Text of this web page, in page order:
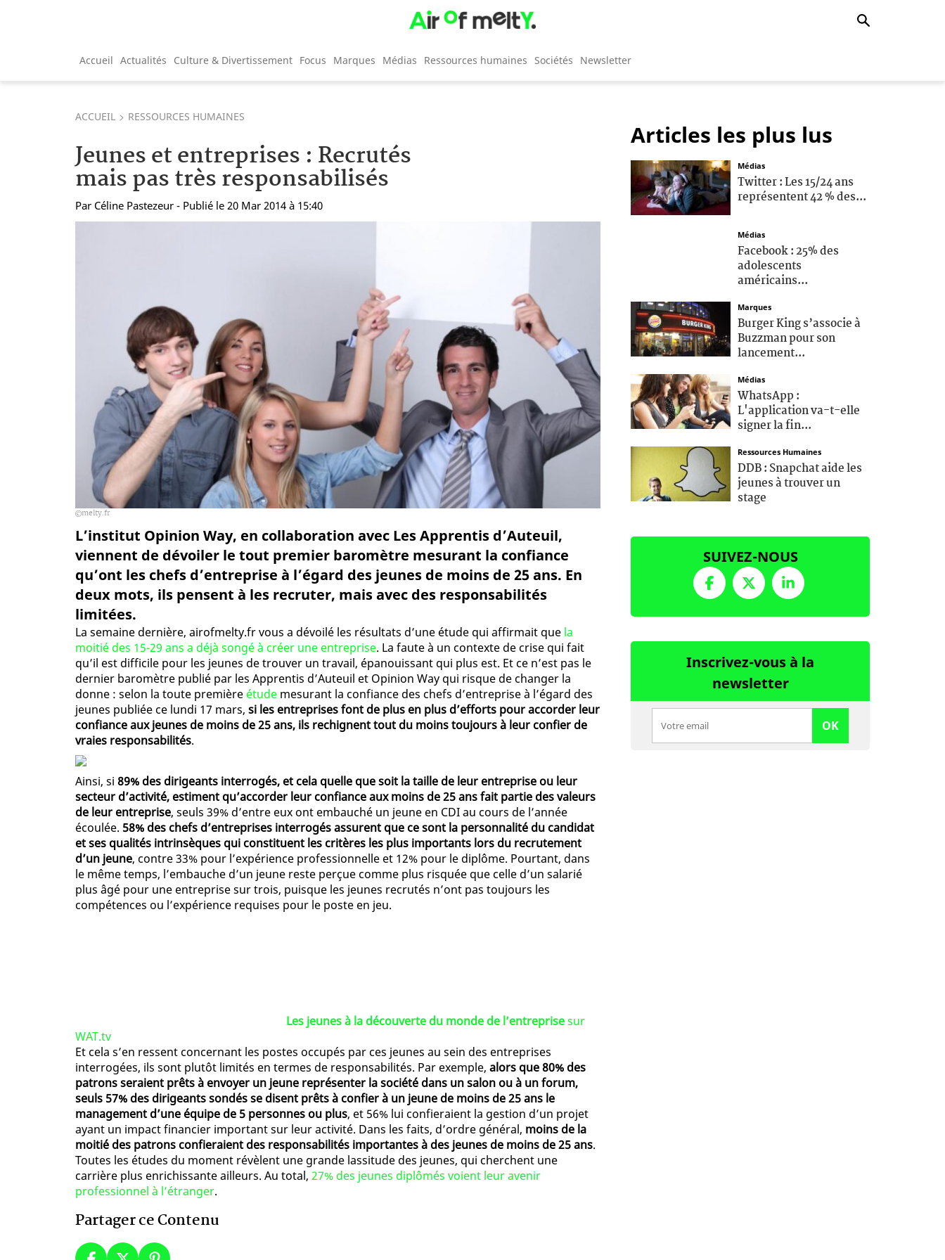
Accueil Actualités Culture & Divertissement Focus Marques Médias Ressources humaines Sociétés Newsletter
ACCUEIL RESSOURCES HUMAINES
Jeunes et entreprises : Recrutés
mais pas très responsabilisés
Par Céline Pastezeur - Publié le 20 Mar 2014 à 15:40
melty.fr
L’institut Opinion Way, en collaboration avec Les Apprentis d’Auteuil,
viennent de dévoiler le tout premier baromètre mesurant la confiance
qu’ont les chefs d’entreprise à l’égard des jeunes de moins de 25 ans. En
deux mots, ils pensent à les recruter, mais avec des responsabilités
limitées.
La semaine dernière, airofmelty.fr vous a dévoilé les résultats d’une étude qui affirmait que la
moitié des 15-29 ans a déjà songé à créer une entreprise. La faute à un contexte de crise qui fait
qu’il est difficile pour les jeunes de trouver un travail, épanouissant qui plus est. Et ce n’est pas le
dernier baromètre publié par les Apprentis d’Auteuil et Opinion Way qui risque de changer la
donne : selon la toute première étude mesurant la confiance des chefs d’entreprise à l’égard des
jeunes publiée ce lundi 17 mars, si les entreprises font de plus en plus d’efforts pour accorder leur
confiance aux jeunes de moins de 25 ans, ils rechignent tout du moins toujours à leur confier de
vraies responsabilités.
Ainsi, si 89% des dirigeants interrogés, et cela quelle que soit la taille de leur entreprise ou leur
secteur d’activité, estiment qu’accorder leur confiance aux moins de 25 ans fait partie des valeurs
de leur entreprise, seuls 39% d’entre eux ont embauché un jeune en CDI au cours de l’année
écoulée. 58% des chefs d’entreprises interrogés assurent que ce sont la personnalité du candidat
et ses qualités intrinsèques qui constituent les critères les plus importants lors du recrutement
d’un jeune, contre 33% pour l’expérience professionnelle et 12% pour le diplôme. Pourtant, dans
le même temps, l’embauche d’un jeune reste perçue comme plus risquée que celle d’un salarié
plus âgé pour une entreprise sur trois, puisque les jeunes recrutés n’ont pas toujours les
compétences ou l’expérience requises pour le poste en jeu.
Les jeunes à la découverte du monde de l’entreprisesur
WAT.tv
Et cela s’en ressent concernant les postes occupés par ces jeunes au sein des entreprises
interrogées, ils sont plutôt limités en termes de responsabilités. Par exemple, alors que 80% des
patrons seraient prêts à envoyer un jeune représenter la société dans un salon ou à un forum,
seuls 57% des dirigeants sondés se disent prêts à confier à un jeune de moins de 25 ans le
management d’une équipe de 5 personnes ou plus, et 56% lui confieraient la gestion d’un projet
ayant un impact financier important sur leur activité. Dans les faits, d’ordre général, moins de la
moitié des patrons confieraient des responsabilités importantes à des jeunes de moins de 25 ans.
Toutes les études du moment révèlent une grande lassitude des jeunes, qui cherchent une
carrière plus enrichissante ailleurs. Au total, 27% des jeunes diplômés voient leur avenir
professionnel à l’étranger.
Partager ce Contenu
Articles les plus lus
Médias
Twitter : Les 15/24 ans
représentent 42 % des...
Médias
Facebook : 25% des
adolescents
américains...
Marques
Burger King s’associe à
Buzzman pour son
lancement...
Médias
WhatsApp :
L'application va-t-elle
signer la fin...
Ressources Humaines
DDB : Snapchat aide les
jeunes à trouver un
stage
SUIVEZ-NOUS
Inscrivez-vous à la
newsletter
OK